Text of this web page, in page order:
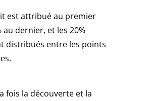
est attribué au premier
au dernier, et les 20%
distribués entre les points
fois la découverte et la